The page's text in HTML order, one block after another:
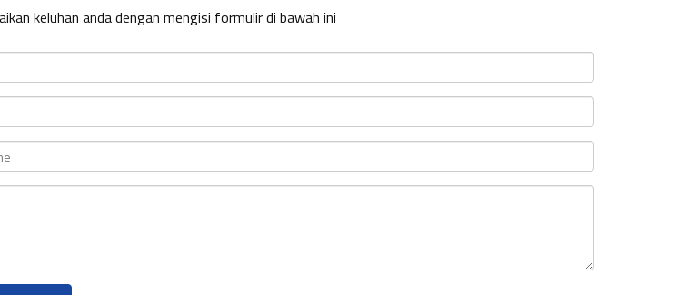
keluhan anda dengan mengisi formulir di bawah ini